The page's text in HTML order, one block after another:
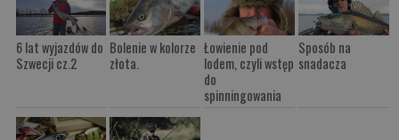
6 lat wyjazdów do
Szwecji cz.2
Bolenie w kolorze
złota.
Łowienie pod
lodem, czyli wstęp
do
spinningowania
Sposób na
snadacza